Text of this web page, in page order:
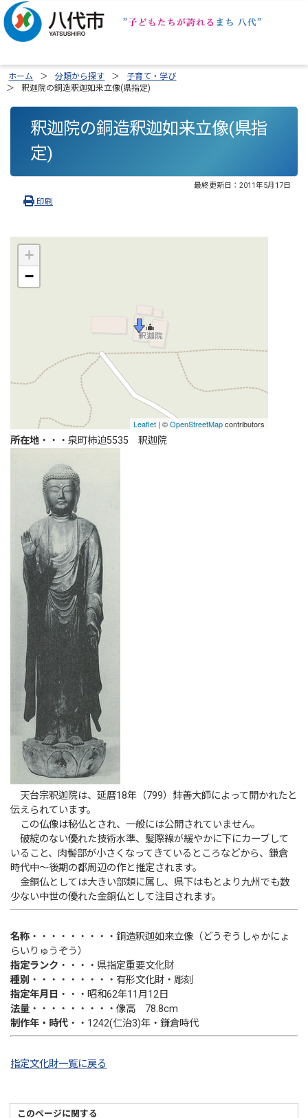
ホーム 分類から探す
子育て・学び
釈迦院の銅造釈迦如来立像(県指定)
釈迦院の銅造釈迦如来立像(県指
定)
最終更新日： 2011年5月17日
印刷
所在地 ・・・泉町柿迫5535 釈迦院
天台宗釈迦院は、延暦18年（799）弉善大師によって開かれたと
伝えられています。
この仏像は秘仏とされ、一般には公開されていません。
破綻のない優れた技術水準、髪際線が緩やかに下にカーブして
いること、肉髻部が小さくなってきているところなどから、鎌倉
時代中〜後期の都周辺の作と推定されます。
金銅仏としては大きい部類に属し、県下はもとより九州でも数
少ない中世の優れた金銅仏として注目されます。
名称 ・・・・・・・・・銅造釈迦如来立像（どうぞうしゃかにょ
らいりゅうぞう）
指定ランク ・・・・県指定重要文化財
種別 ・・・・・・・・・有形文化財・彫刻
指定年月日 ・・・昭和62年11月12日
法量 ・・・・・・・・・像高 78.8cm
制作年・時代 ・・1242(仁治3)年・鎌倉時代
指定文化財一覧に戻る
このページに関する